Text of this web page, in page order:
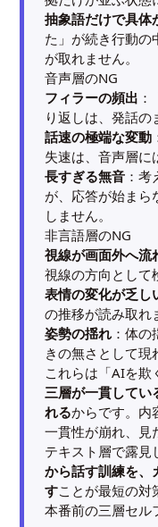
抽象語だけで具体
た」が続き行動の
が取れません。
音声層のNG
フィラーの頻出
り返しは、発話の
話速の極端な変動
失速は、音声層に
長すぎる無音：考
が、応答が始まら
しません。
非言語層のNG
視線が画面外へ流
視線の方向として
表情の変化が乏し
の推移が読み取れ
姿勢の揺れ：体の
きの無さとして現
これらは「AIを欺
三層が一貫してい
れるからです。内
一貫性が崩れ、見
テキスト層で露見
から話す訓練を、
すことが最短の対
本番前の三層セル